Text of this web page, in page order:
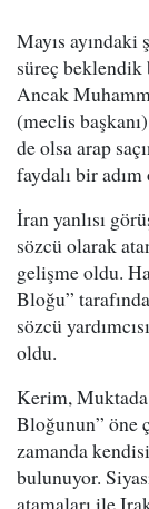
Mayıs
süreç beklendik
Ancak
(meclis
de olsa arap
faydalı bir adım
İran yanlısı
sözcü olarak
gelişme oldu.
Bloğu”
sözcü
oldu.
Kerim,
Bloğunun” öne
zamanda
bulunuyor.
atamaları ile